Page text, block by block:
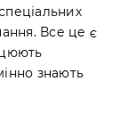
Все це є
знають